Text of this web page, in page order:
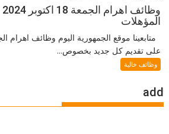
المؤهلات
متابعينا موقع الجمهورية اليوم وظائف اهرام
على تقديم كل جديد بخصوص...
وظائف خالية
add